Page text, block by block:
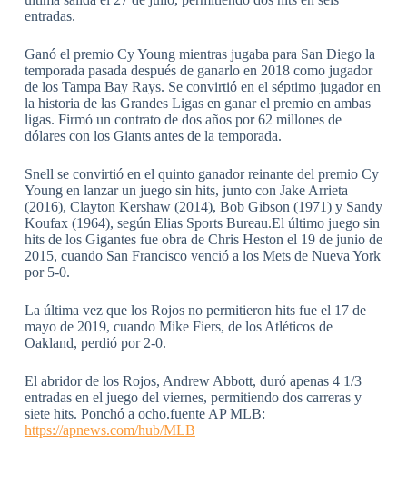
entradas.
Ganó el premio Cy Young mientras jugaba para San Diego la
temporada pasada después de ganarlo en 2018 como jugador
de los Tampa Bay Rays. Se convirtió en el séptimo jugador en
la historia de las Grandes Ligas en ganar el premio en ambas
ligas. Firmó un contrato de dos años por 62 millones de
dólares con los Giants antes de la temporada.
Snell se convirtió en el quinto ganador reinante del premio Cy
Young en lanzar un juego sin hits, junto con Jake Arrieta
(2016), Clayton Kershaw (2014), Bob Gibson (1971) y Sandy
Koufax (1964), según Elias Sports Bureau.El último juego sin
hits de los Gigantes fue obra de Chris Heston el 19 de junio de
2015, cuando San Francisco venció a los Mets de Nueva York
por 5-0.
La última vez que los Rojos no permitieron hits fue el 17 de
mayo de 2019, cuando Mike Fiers, de los Atléticos de
Oakland, perdió por 2-0.
El abridor de los Rojos, Andrew Abbott, duró apenas 4 1/3
entradas en el juego del viernes, permitiendo dos carreras y
siete hits. Ponchó a ocho.fuente AP MLB:
https://apnews.com/hub/MLB